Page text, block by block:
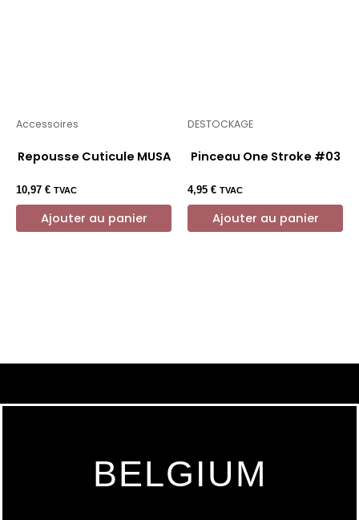
Accessoires
Repousse Cuticule MUSA
10,97 € TVAC
Ajouter au panier
DESTOCKAGE
Pinceau One Stroke #03
4,95 € TVAC
Ajouter au panier
BELGIUM